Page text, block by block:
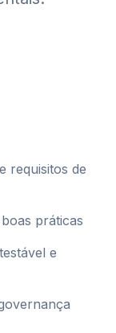
requisitos de
práticas
e